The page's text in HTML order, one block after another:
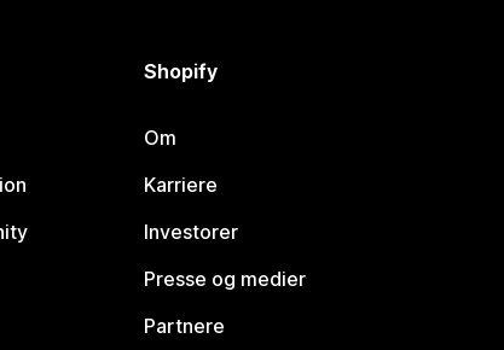
Shopify
Om
Karriere
Investorer
Presse og medier
Partnere